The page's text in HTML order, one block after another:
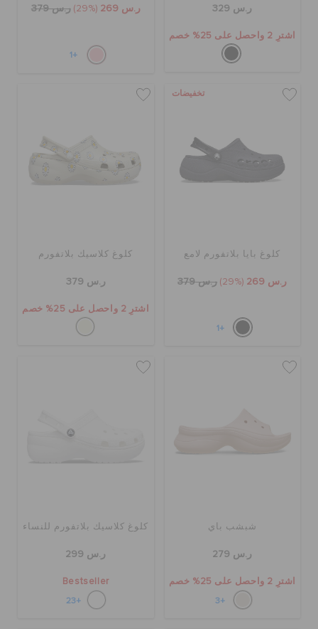
ر.س 329
اشترِ 2 واحصل على 25% خصم
ر.س 269 (29%) ر.س 379
+1
تخفيضات
كلوغ بايا بلاتفورم لامع
ر.س 269 (29%) ر.س 379
+1
كلوغ كلاسيك بلاتفورم
ر.س 379
اشترِ 2 واحصل على 25% خصم
شبشب باي
ر.س 279
اشترِ 2 واحصل على 25% خصم
+3
كلوغ كلاسيك بلاتفورم للنساء
ر.س 299
Bestseller
+23